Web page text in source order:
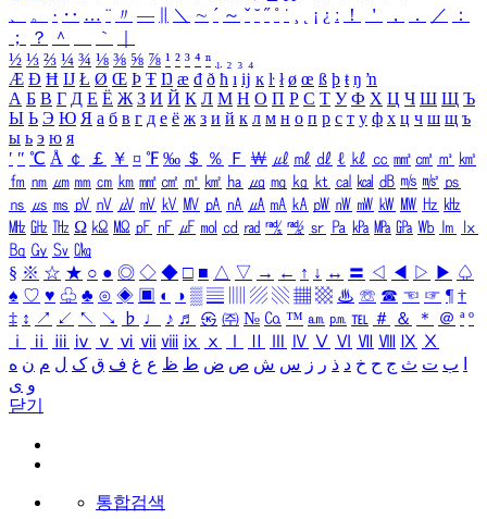
、
。 · ‥ … ¨ 〃 ― ＼ ∼ ´ ～ ˇ ˘ ˝ ˚ ˙ ¸ ¡ ¿ ː ！ ＇ ， ． ／
：
；
？ ＾ ｀
½ ⅓ ⅔ ¼ ¾ ⅛ ⅜ ⅝ ⅞ ¹ ² ³ ⁴ ⁿ ₁ ₂ ₃ ₄
Æ Ð Ħ Ĳ Ł Ø Œ Þ Ŧ Ŋ æ đ ð ħ ı ĳ ĸ ŀ ł ø œ ß þ ŧ ŋ ŉ
А Б В Г Д Е Ё Ж З И Й К Л М Н О П Р С Т У Ф Х Ц Ч Ш Щ Ъ
Ы Ь Э Ю Я а б в г д е ё ж з и й к л м н о п р с т у ф х ц ч ш щ ъ
ы ь э ю я
′ ″ ℃ Å ￠ ￡ ￥ ¤ ℉ ‰ ＄ ％ Ｆ ￦ ㎕ ㎖ ㎗ ℓ ㎘ ㏄ ㎣ ㎤ ㎥ ㎦
㎙ ㎚ ㎛ ㎜ ㎝ ㎞ ㎟ ㎠ ㎡ ㎢ ㏊ ㎍ ㎎ ㎏ ㏏ ㎈ ㎉ ㏈ ㎧ ㎨ ㎰
㎱ ㎲ ㎳ ㎴ ㎵ ㎶ ㎷ ㎸ ㎹ ㎀ ㎁ ㎂ ㎃ ㎄ ㎺ ㎻ ㎽ ㎾ ㎿ ㎐ ㎑
㎒ ㎓ ㎔ Ω ㏀ ㏁ ㎊ ㎋ ㎌ ㏖ ㏅ ㎭ ㎮ ㎯ ㏛ ㎩ ㎪ ㎫ ㎬ ㏝ ㏐
㏓
㏃ ㏉ ㏜ ㏆
§ ※ ☆ ★ ○ ● ◎ ◇ ◆ □ ■ △ ▽ → ← ↑ ↓ ↔ 〓 ◁ ◀ ▷ ▶ ♤
♠ ♡ ♥ ♧ ♣ ⊙ ◈ ▣ ◐ ◑ ▒ ▤ ▨ ▧ ▦ ▩ ♨ ☏ ☎ ☜ ☞ ¶ †
‡ ↕ ↗ ↙ ↖ ↘ ♭ ♩ ♪ ♬ ㉿ ㈜ № ㏇ ™ ㏂ ㏘ ℡ ＃ ＆ ＊ ＠ ª º
ⅰ
ⅱ ⅲ ⅳ ⅴ ⅵ ⅶ ⅷ ⅸ ⅹ Ⅳ Ⅴ Ⅵ Ⅶ Ⅷ Ⅸ Ⅹ
ب ت ث ج ح خ د ذ ر ز س ش ص ض ط ظ ع غ ف ق ک ل م ن ه
و ی
닫기
통합검색